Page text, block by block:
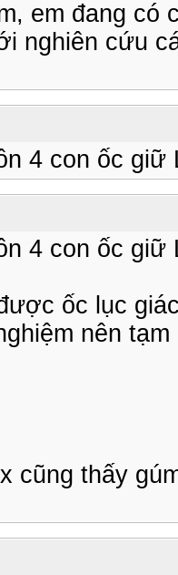
em đang
nghiên cứu
4 con ốc giữ
4 con ốc giữ
ốc lục
nên
cũng thấy